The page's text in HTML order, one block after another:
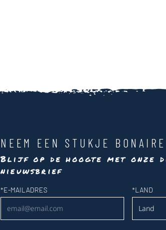
NEEM EEN STUKJE
Blijf op de hoogte met onze
nieuwsbrief
Nieuwsbrief
*E-MAILADRES *LAND